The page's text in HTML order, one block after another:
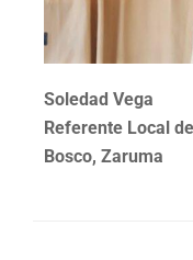
Soledad Vega
Referente Local
Bosco, Zaruma